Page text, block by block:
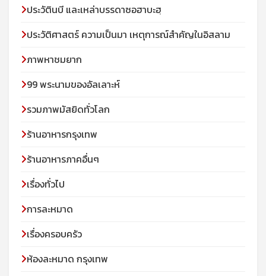
ประวัตินบี และเหล่าบรรดาซอฮาบะฮฺ
ประวัติศาสตร์ ความเป็นมา เหตุการณ์สำคัญในอิสลาม
ภาพหาชมยาก
99 พระนามของอัลเลาะห์
รวมภาพมัสยิดทั่วโลก
ร้านอาหารกรุงเทพ
ร้านอาหารภาคอื่นๆ
เรื่องทั่วไป
การละหมาด
เรื่องครอบครัว
ห้องละหมาด กรุงเทพ